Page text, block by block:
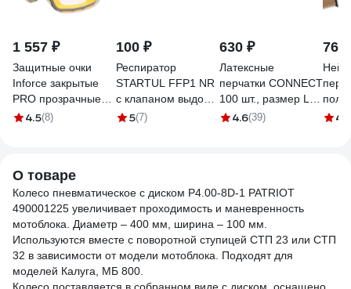
1 557 ₽
Защитные очки
Inforce закрытые
PRO прозрачные
линзы 04-24-02
4.5(8)
100 ₽
Респиратор
STARTUL FFP1 NR
с клапаном выдоха
ST7311-08
5(7)
630 ₽
Латексные
перчатки CONNECT
100 шт., размер L
CТ0000004670
4.6(39)
76
4.8
О товаре
Колесо пневматическое с диском P4.00-8D-1 PATRIOT
490001225 увеличивает проходимость и маневренность
мотоблока. Диаметр – 400 мм, ширина – 100 мм.
Используются вместе с поворотной ступицей СТП 23 или СТП
32 в зависимости от модели мотоблока. Подходят для
моделей Калуга, МБ 800.